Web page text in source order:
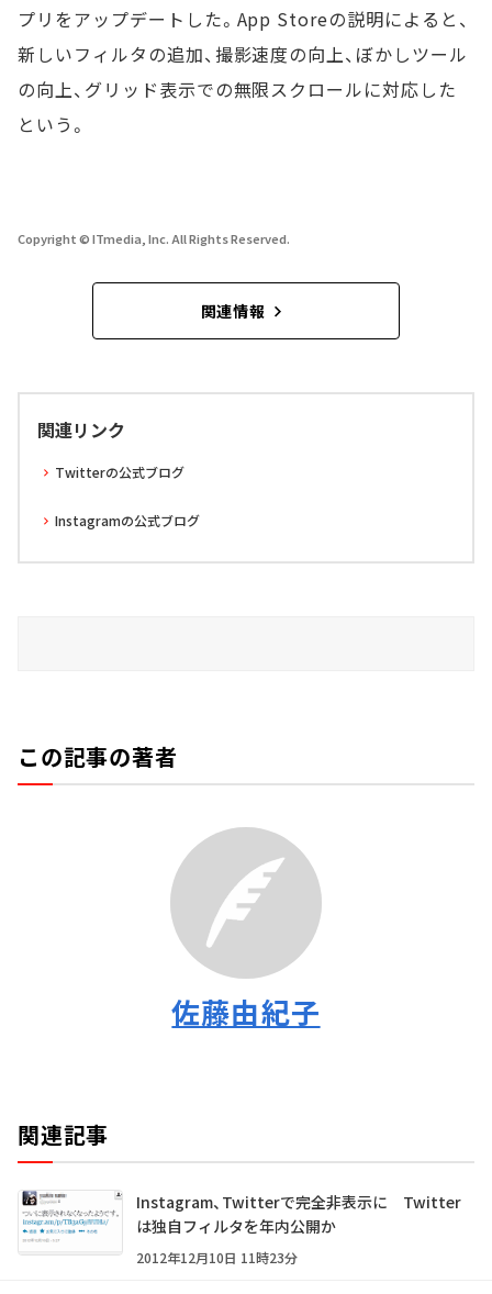
プリをアップデートした。App Storeの説明によると、
新しいフィルタの追加、撮影速度の向上、ぼかしツール
の向上、グリッド表示での無限スクロールに対応した
という。
Copyright © ITmedia, Inc. All Rights Reserved.
関連情報
関連リンク
Twitterの公式ブログ
Instagramの公式ブログ
この記事の著者
佐藤由紀子
関連記事
Instagram、Twitterで完全非表示に Twitter
は独自フィルタを年内公開か
2012年12月10日 11時23分